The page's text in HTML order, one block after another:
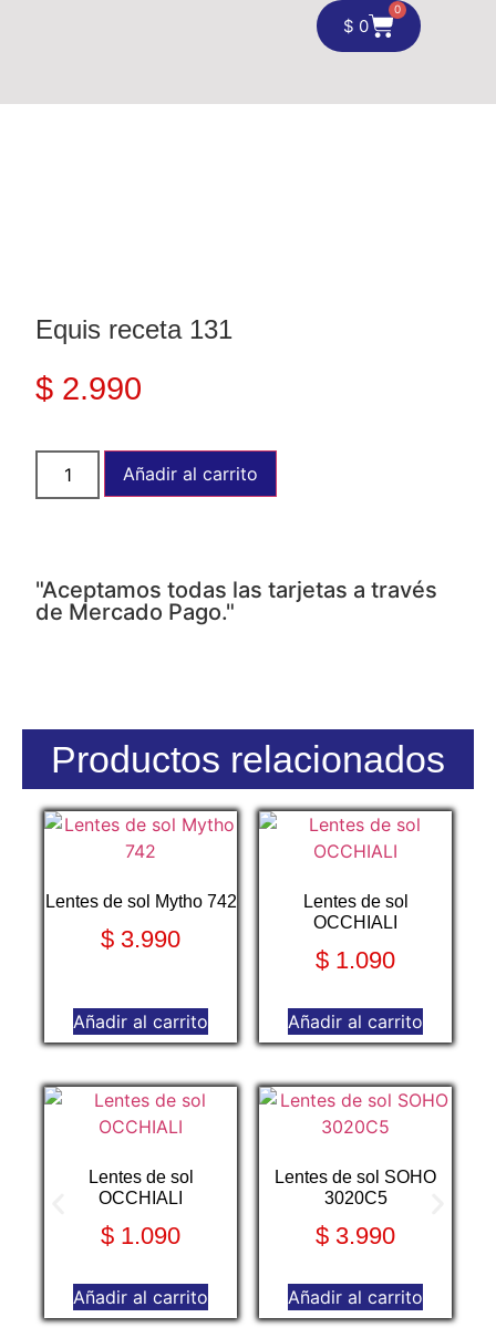
$ 0
0
Equis receta 131
$ 2.990
Añadir al carrito
"Aceptamos todas las tarjetas a través
de Mercado Pago."
Productos relacionados
Lentes de sol Mytho 742
$ 3.990
Añadir al carrito
Lentes de sol
OCCHIALI
$ 1.090
Añadir al carrito
Lentes de sol
OCCHIALI
$ 1.090
Añadir al carrito
Lentes de sol SOHO
3020C5
$ 3.990
Añadir al carrito